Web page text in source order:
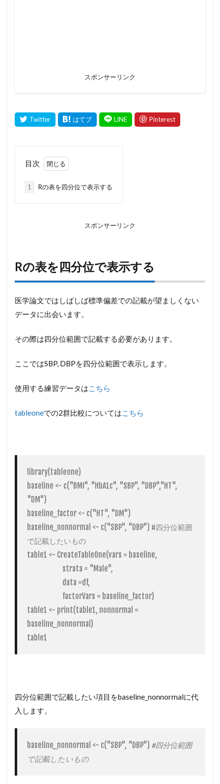
スポンサーリンク
目次
1 Rの表を四分位で表示する
スポンサーリンク
Rの表を四分位で表示する
医学論文ではしばしば標準偏差での記載が望ましくない
データに出会います。
その際は四分位範囲で記載する必要があります。
ここではSBP, DBPを四分位範囲で表示します。
使用する練習データは こちら
tableoneでの2群比較については こちら
library(tableone)
baseline <- c("BMI", "HbA1c", "SBP", "DBP","HT",
"DM")
baseline_factor <- c("HT", "DM")
baseline_nonnormal <- c("SBP", "DBP") #四分位範囲
で記載したいもの
table1 <- CreateTableOne(vars = baseline,
table1 <- print(table1, nonnormal =
baseline_nonnormal)
table1
四分位範囲で記載したい項目をbaseline_nonnormalに代
入します。
baseline_nonnormal <- c("SBP", "DBP") #四分位範囲
で記載したいもの